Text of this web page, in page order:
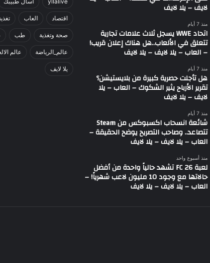
لايف – يلا لايف
منذ 7 أيام
اتحاد WWE يسجل ثلاث علامات تجارية
تتعلق في الألعاب..هل هناك إعلان قريب!
– العاب – يلا لايف – يلا لايف
منذ 7 أيام
هل تأجلت حصرية كبيرة من بلايستيشن؟
تقرير الأرباح يثير الشكوك – العاب – يلا
لايف – يلا لايف
منذ 7 أيام
شائعة انسحاب اكسبوكس من Steam
تتصاعد.. وصاحب التصريح يوضح الحقيقة –
العاب – يلا لايف – يلا لايف
منذ أسبوع واحد
لعبة FC 26 تشهد حالياً واحدة من أفضل
حالاتها مع وجود 10 مليون لاعب شهرياً! –
العاب – يلا لايف – يلا لايف
اقتصاد العاب
صحة وتغذية طب
عالم_الرياضة عالم
يلا لايف